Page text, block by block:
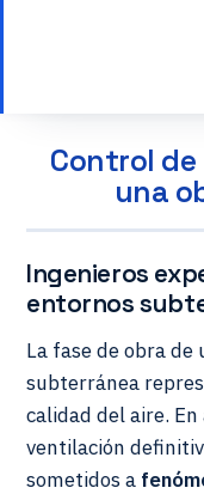
Control de
una
Ingenieros
entornos
La fase de obra
subterránea
calidad del aire.
ventilación
sometidos a